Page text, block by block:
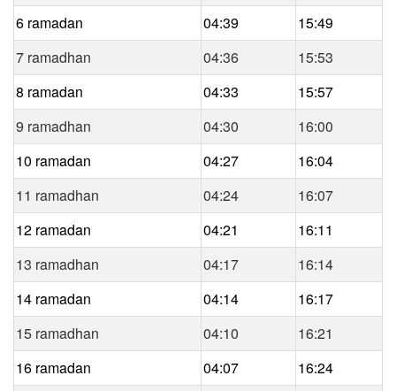
6 ramadan
04:39
15:49
7 ramadhan
04:36
15:53
8 ramadan
04:33
15:57
9 ramadhan
04:30
16:00
10 ramadan
04:27
16:04
11 ramadhan
04:24
16:07
12 ramadan
04:21
16:11
13 ramadhan
04:17
16:14
14 ramadan
04:14
16:17
15 ramadhan
04:10
16:21
16 ramadan
04:07
16:24